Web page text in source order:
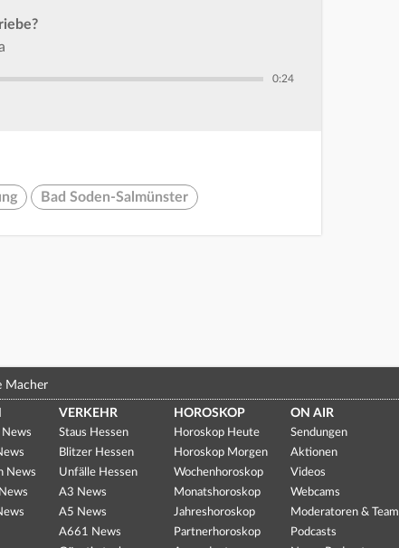
0:24
Bad Soden-Salmünster
Macher
News
News
VERKEHR
Staus Hessen
Blitzer Hessen
Unfälle Hessen
A3 News
A5 News
A661 News
HOROSKOP
Horoskop Heute
Horoskop Morgen
Wochenhoroskop
Monatshoroskop
Jahreshoroskop
Partnerhoroskop
ON AIR
Sendungen
Aktionen
Videos
Webcams
Moderatoren & Team
Podcasts